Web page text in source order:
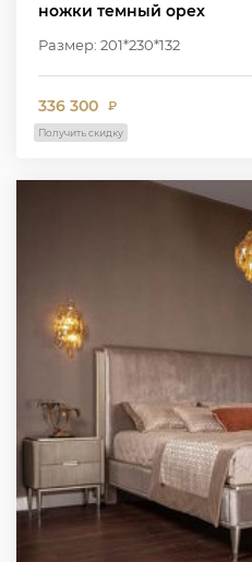
ножки темный орех
Размер: 201*230*132
336 300 ₽
Получить скидку